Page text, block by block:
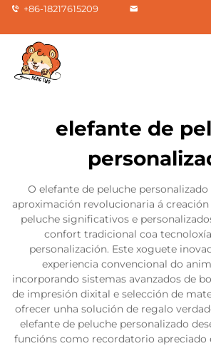
+86-18217615209
elefante de
O elefante de peluche
aproximación revolucionaria á
peluche significativos e
confort tradicional coa
personalización. Este xoguete
experiencia convencional do
incorporando sistemas avanzados de
de impresión dixital e selección de
ofrecer unha solución de regalo
elefante de peluche personalizado
funcións como recordatorio apreciado